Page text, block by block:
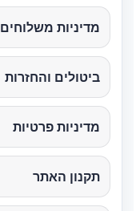
מדיניות משלוחים
ביטולים והחזרות
מדיניות פרטיות
תקנון האתר